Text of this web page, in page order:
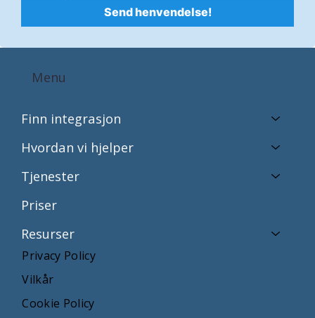
Send henvendelse!
Menu
Privacy Policy
Finn integrasjon
Hvordan vi hjelper
Tjenester
Priser
Resurser
Vilkår
Cookie Policy